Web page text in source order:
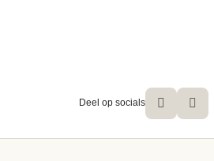
Deel op socials